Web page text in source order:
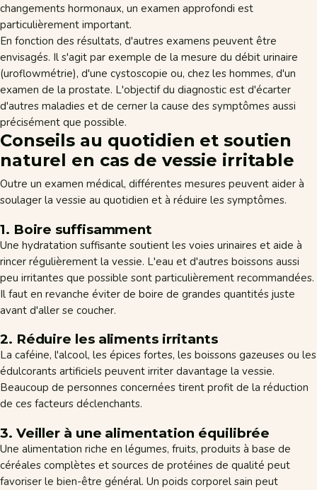
changements hormonaux, un examen approfondi est
particulièrement important.
En fonction des résultats, d'autres examens peuvent être
envisagés. Il s'agit par exemple de la mesure du débit urinaire
(uroflowmétrie), d'une cystoscopie ou, chez les hommes, d'un
examen de la prostate. L'objectif du diagnostic est d'écarter
d'autres maladies et de cerner la cause des symptômes aussi
précisément que possible.
Conseils au quotidien et soutien
naturel en cas de vessie irritable
Outre un examen médical, différentes mesures peuvent aider à
soulager la vessie au quotidien et à réduire les symptômes.
1. Boire suffisamment
Une hydratation suffisante soutient les voies urinaires et aide à
rincer régulièrement la vessie. L'eau et d'autres boissons aussi
peu irritantes que possible sont particulièrement recommandées.
Il faut en revanche éviter de boire de grandes quantités juste
avant d'aller se coucher.
2. Réduire les aliments irritants
La caféine, l'alcool, les épices fortes, les boissons gazeuses ou les
édulcorants artificiels peuvent irriter davantage la vessie.
Beaucoup de personnes concernées tirent profit de la réduction
de ces facteurs déclenchants.
3. Veiller à une alimentation équilibrée
Une alimentation riche en légumes, fruits, produits à base de
céréales complètes et sources de protéines de qualité peut
favoriser le bien-être général. Un poids corporel sain peut